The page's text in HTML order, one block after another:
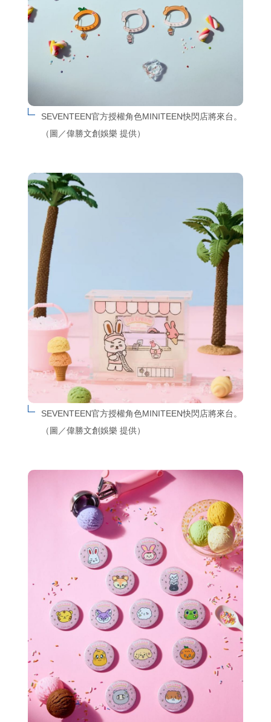
SEVENTEEN官方授權角色MINITEEN快閃店將來台。
（圖／偉勝文創娛樂 提供）
SEVENTEEN官方授權角色MINITEEN快閃店將來台。
（圖／偉勝文創娛樂 提供）